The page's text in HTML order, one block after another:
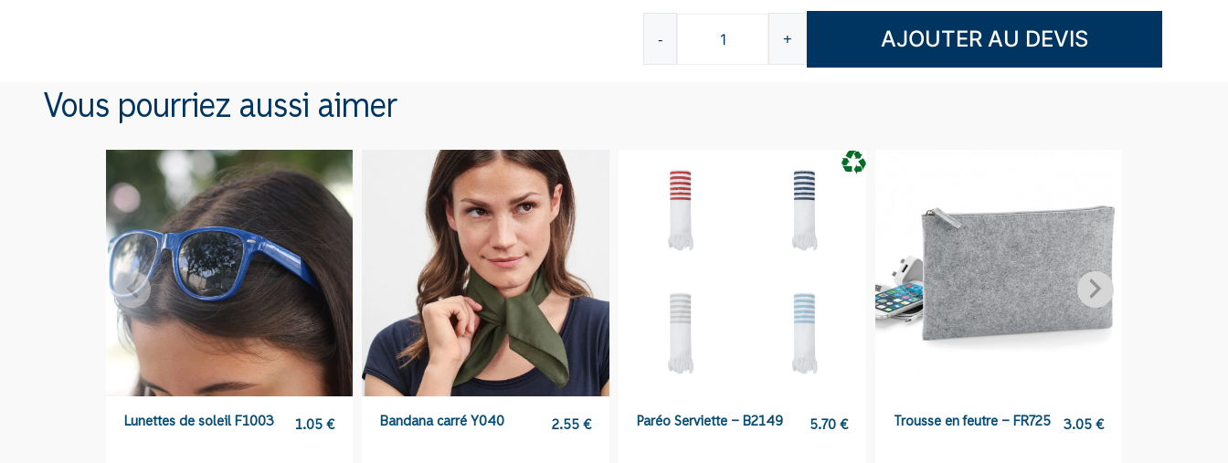
-
quantité
de
+ AJOUTER AU DEVIS
Vous pourriez aussi aimer
Lunettes de soleil F1003 1.05€ Bandana carré Y040 2.55 € Paréo Serviette – B2149 5.70 € Trousse en feutre – FR725 3.05€